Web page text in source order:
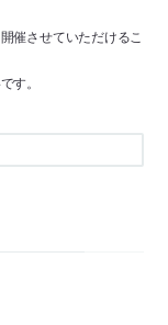
催させていただけるこ
す。